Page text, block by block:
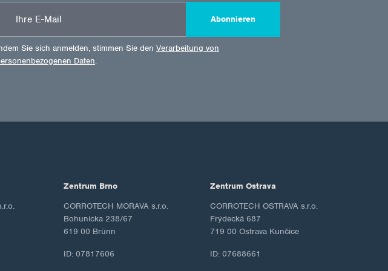
Abonnieren
Sie sich anmelden, stimmen Sie den Verarbeitung von
Daten.
Zentrum Brno
CORROTECH MORAVA s.r.o.
Bohunicka 238/67
619 00 Brünn
ID: 07817606
Zentrum Ostrava
CORROTECH OSTRAVA s.r.o.
Frýdecká 687
719 00 Ostrava Kunčice
ID: 07688661